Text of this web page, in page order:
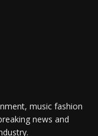
music fashion
news and